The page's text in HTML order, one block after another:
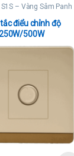
– Vàng Sâm Panh
điểu chỉnh độ
500W